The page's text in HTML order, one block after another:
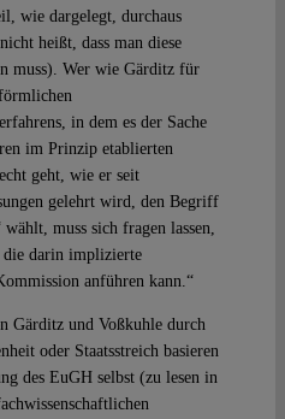
wie dargelegt, durchaus
heißt, dass man diese
muss). Wer wie Gärditz für
in dem es der Sache
im Prinzip etablierten
geht, wie er seit
gelehrt wird, den Begriff
wählt, muss sich fragen lassen,
die darin implizierte
anführen kann.“
Gärditz und Voßkuhle durch
oder Staatsstreich basieren
des EuGH selbst (zu lesen in